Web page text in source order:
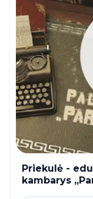
Priekulė -
kambarys